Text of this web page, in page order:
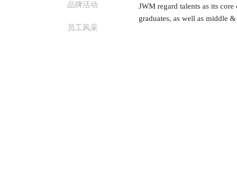
品牌活动
员工风采
JWM regard talents as its
graduates, as well as middle